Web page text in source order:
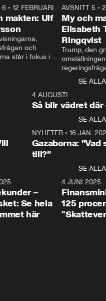
27:30
6 •12 FEBRUARI
makten: Ulf
och
står i fokus i
ställer
Ulf Kristersson
AVSNITT 5 •
My och
Elisabeth
Ringqvist
Trump, den
centrum i
avsnittet av
Makten”. Se
Aftonbladets
Rohwedder
Thand Ring
SE ALLA
4 AUGUSTI
Så blir vädret där
SE ALLA
NYHETER• 16 JAN.
Gazaborna:
till?”
SE ALLA
4:29
–
Se hela
här
4 JUNI 2025
125